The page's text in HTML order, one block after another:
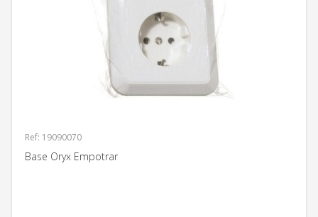
Ref: 19090070
Base Oryx Empotrar